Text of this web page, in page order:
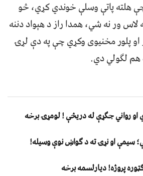
چې هلته پاتې وسلې خوندي کړي، څو
ور نه شي، همدا راز د هېواد دننه
او پلور مخنيوی وکړي چې په دې لړۍ
لګولي دي.
رواني جګړې له دریڅې ! لومړۍ برخه
سیمې او نړۍ ته د ګواښ نوې وسیله!
پروژه! دیارلسمه برخه